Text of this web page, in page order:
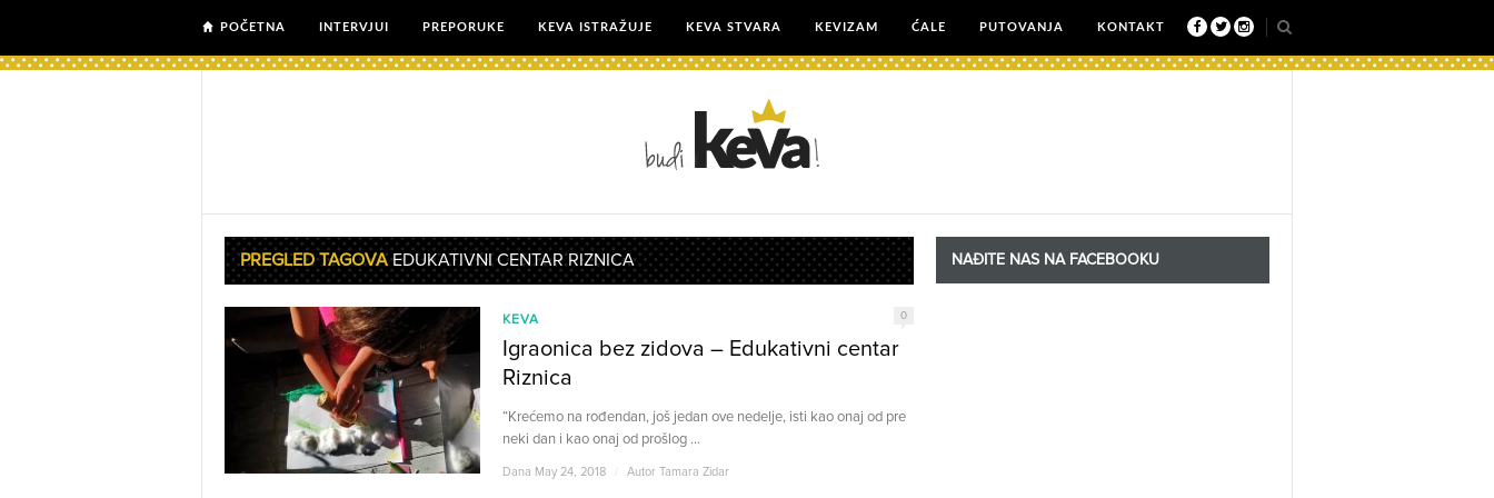
POČETNA INTERVJUI PREPORUKE KEVA ISTRAŽUJE KEVA STVARA KEVIZAM ĆALE PUTOVANJA KONTAKT
PREGLED TAGOVAEDUKATIVNI CENTAR RIZNICA
KEVA 0
Igraonica bez zidova – Edukativni centar
Riznica
“Krećemo na rođendan, još jedan ove nedelje, isti kao onaj od pre
neki dan i kao onaj od prošlog ...
Dana May 24, 2018 Autor Tamara Zidar
NAĐITE NAS NA FACEBOOKU